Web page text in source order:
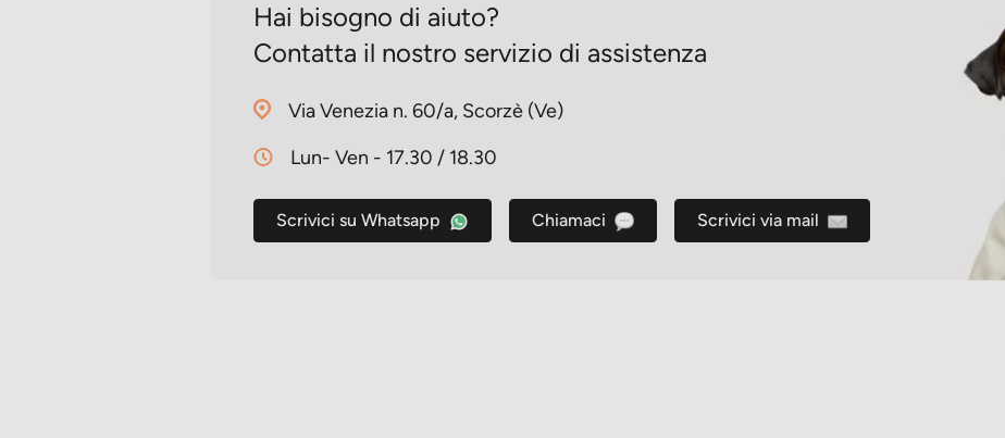
Hai bisogno di aiuto?
Contatta il nostro servizio di assistenza
Via Venezia n. 60/a, Scorzè (Ve)
Lun- Ven - 17.30 / 18.30
Scrivici su Whatsapp Chiamaci Scrivici via mail